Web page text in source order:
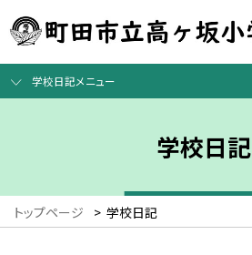
学校日記メニュー
学校日記
トップページ > 学校日記